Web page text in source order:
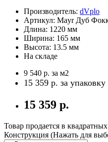
Производитель: dVplo
Артикул: Mayr Дуб
Длина: 1220 мм
Ширина: 165 мм
Высота: 13.5 мм
На складе
9 540 р. за м2
15 359 р. за упаковку
15 359 р.
Товар продается в
Конструкция (Нажать для